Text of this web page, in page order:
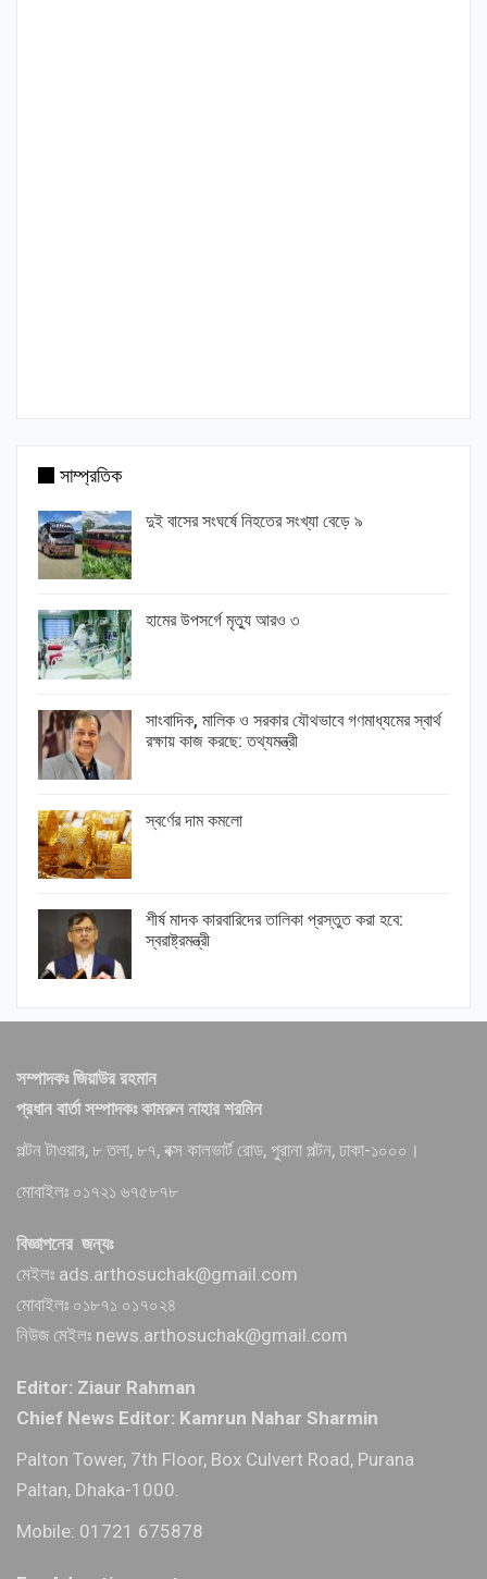
সাম্প্রতিক
দুই বাসের সংঘর্ষে নিহতের সংখ্যা বেড়ে ৯
হামের উপসর্গে মৃত্যু আরও ৩
সাংবাদিক, মালিক ও সরকার যৌথভাবে গণমাধ্যমের স্বার্থ
রক্ষায় কাজ করছে: তথ্যমন্ত্রী
স্বর্ণের দাম কমলো
শীর্ষ মাদক কারবারিদের তালিকা প্রস্তুত করা হবে:
স্বরাষ্ট্রমন্ত্রী
সম্পাদকঃ জিয়াউর রহমান
প্রধান বার্তা সম্পাদকঃ কামরুন নাহার শরমিন
পল্টন টাওয়ার, ৮ তলা, ৮৭, বক্স কালভার্ট রোড, পুরানা পল্টন, ঢাকা-১০০০।
মোবাইলঃ ০১৭২১ ৬৭৫৮৭৮
বিজ্ঞাপনের জন্যঃ
মেইলঃ ads.arthosuchak@gmail.com
মোবাইলঃ ০১৮৭১ ০১৭০২৪
নিউজ মেইলঃ news.arthosuchak@gmail.com
Editor: Ziaur Rahman
Chief News Editor: Kamrun Nahar Sharmin
Palton Tower, 7th Floor, Box Culvert Road, Purana
Paltan, Dhaka-1000.
Mobile: 01721 675878